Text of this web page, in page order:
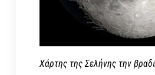
Χάρτης της Σελήνης την